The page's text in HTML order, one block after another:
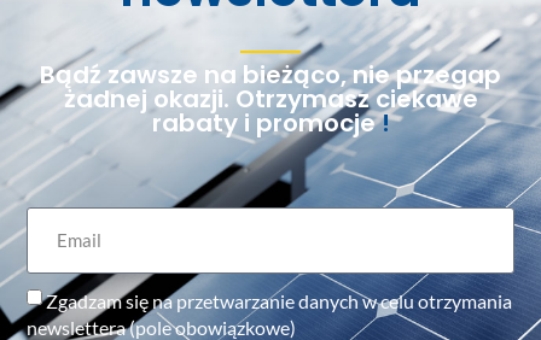
Bądź zawsze na bieżąco, nie przegap
żadnej okazji. Otrzymasz ciekawe
rabaty i promocje!
Zgadzam się na przetwarzanie danych w celu otrzymania
newslettera (pole obowiązkowe)